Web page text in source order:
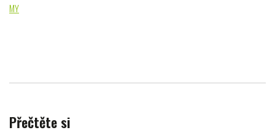
MY
Přečtěte si